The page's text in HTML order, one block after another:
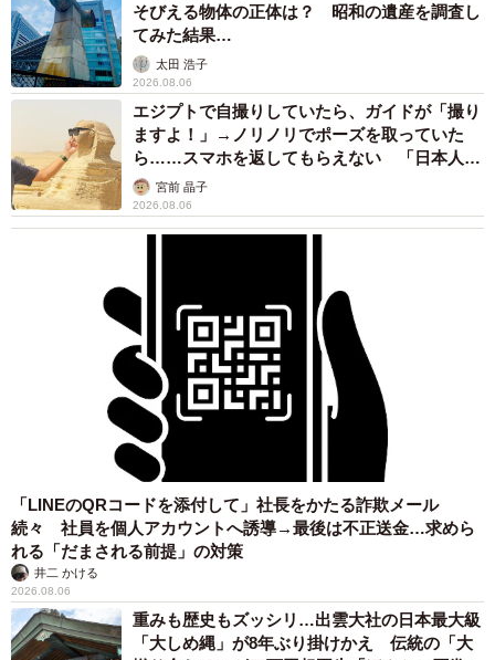
そびえる物体の正体は？ 昭和の遺産を調査し
てみた結果…
太田 浩子
2026.08.06
エジプトで自撮りしていたら、ガイドが「撮り
ますよ！」→ノリノリでポーズを取っていた
ら……スマホを返してもらえない 「日本人は
カモ代表かも」「私は6時間で3万円払った」
宮前 晶子
2026.08.06
「LINEのQRコードを添付して」社長をかたる詐欺メール
続々 社員を個人アカウントへ誘導→最後は不正送金…求めら
れる「だまされる前提」の対策
井二 かける
2026.08.06
重みも歴史もズッシリ…出雲大社の日本最大級
「大しめ縄」が8年ぶり掛けかえ 伝統の「大